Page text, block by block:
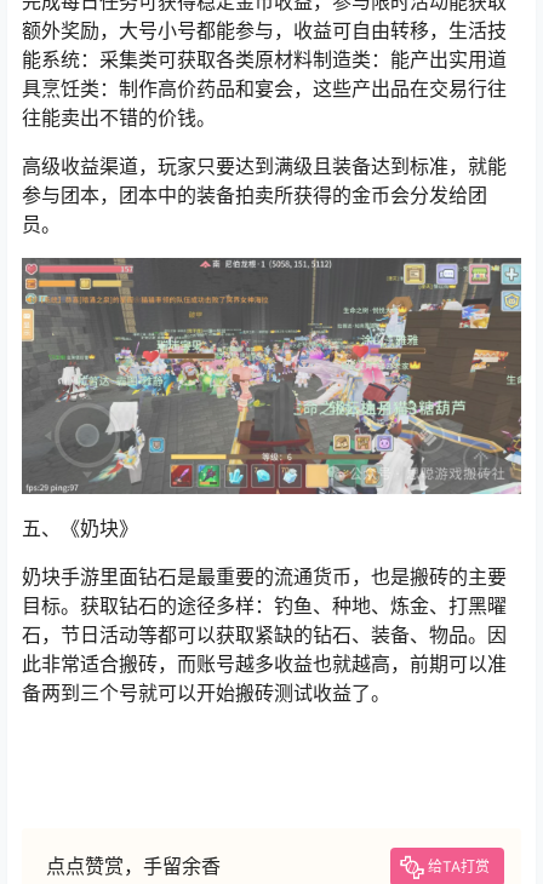
的方式多种多样，适合不同阶段的玩家。
完成每日任务可获得稳定金币收益，参与限时活动能获取
额外奖励，大号小号都能参与，收益可自由转移，生活技
能系统：采集类可获取各类原材料制造类：能产出实用道
往能卖出不错的价钱。
高级收益渠道，玩家只要达到满级且装备达到标准，就能
参与团本，团本中的装备拍卖所获得的金币会分发给团
员。
五、《 奶块》
奶块手游里面钻石是最重要的流通货币，也是搬砖的主要
目标。获取钻石的途径多样：钓鱼、种地、炼金、打黑曜
石，节日活动等都可以获取紧缺的钻石、装备、物品。因